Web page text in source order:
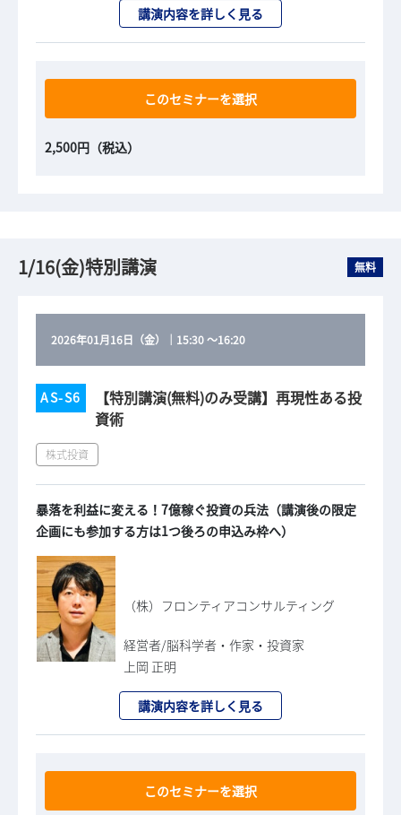
講演内容を詳しく見る
このセミナーを選択
2,500円（税込）
1/16(金)特別講演 無料
2026年01月16日（金） ｜ 15:30～16:20
AS-S6
【特別講演(無料)のみ受講】再現性ある投
資術
株式投資
暴落を利益に変える！7億稼ぐ投資の兵法（講演後の限定
企画にも参加する方は1つ後ろの申込み枠へ）
（株）フロンティアコンサルティング
経営者/脳科学者・作家・投資家
上岡 正明
講演内容を詳しく見る
このセミナーを選択